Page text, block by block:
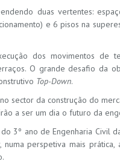
duas vertentes:
e 6 pisos na
dos movimentos de
O grande desafio da
Top-Down.
sector da construção do
a ser um dia o futuro da
3º ano de Engenharia Civil
perspetiva mais prática,